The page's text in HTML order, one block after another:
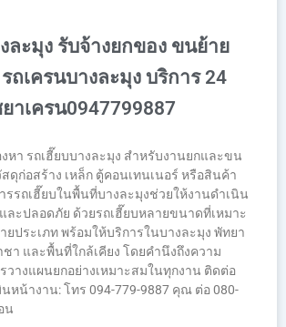
ละมุง รับจ้างยกของ ขนย้าย
ถเครนบางละมุง บริการ 24
าเครน0947799887
หา รถเฮี๊ยบบางละมุง สำหรับงานยกและขน
สดุก่อสร้าง เหล็ก ตู้คอนเทนเนอร์ หรือสินค้า
รถเฮี๊ยบในพื้นที่บางละมุงช่วยให้งานดำเนิน
ละปลอดภัย ด้วยรถเฮี๊ยบหลายขนาดที่เหมาะ
ยประเภท พร้อมให้บริการในบางละมุง พัทยา
า และพื้นที่ใกล้เคียง โดยคำนึงถึงความ
วางแผนยกอย่างเหมาะสมในทุกงาน ติดต่อ
หน้างาน: โทร 094-779-9887 คุณ ต่อ 080-
น